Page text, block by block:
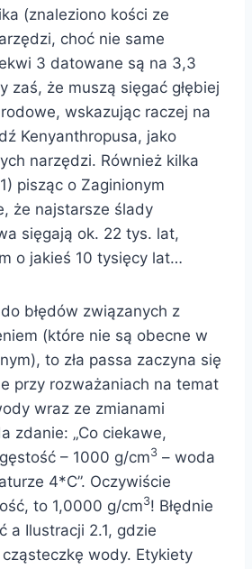
(znaleziono kości ze
choć nie same
3 datowane są na 3,3
zaś, że muszą sięgać głębiej
wskazując raczej na
Kenyanthropusa, jako
narzędzi. Również kilka
pisząc o Zaginionym
że najstarsze ślady
sięgają ok. 22 tys. lat,
o jakieś 10 tysięcy lat…
błędów związanych z
(które nie są obecne w
to zła passa zaczyna się
przy rozważaniach na temat
wraz ze zmianami
zdanie: „Co ciekawe,
– 1000 g/cm3 – woda
4*C”. Oczywiście
to 1,0000 g/cm3! Błędnie
a Ilustracji 2.1, gdzie
wody. Etykiety